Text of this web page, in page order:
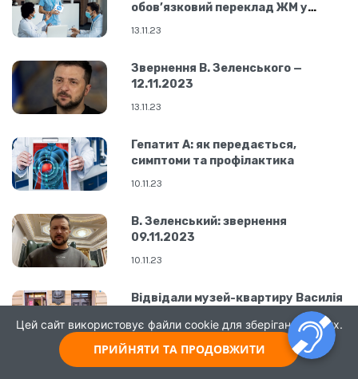
обов’язковий переклад ЖМ у
13.11.23
Звернення В. Зеленського —
12.11.2023
13.11.23
Гепатит А: як передається,
симптоми та профілактика
10.11.23
В. Зеленський: звернення
09.11.2023
10.11.23
Відвідали музей-квартиру Василія
Цей сайт використовує файли cookie для зберігання даних.
ПРИЙНЯТИ ТА ПРОДОВЖИТИ